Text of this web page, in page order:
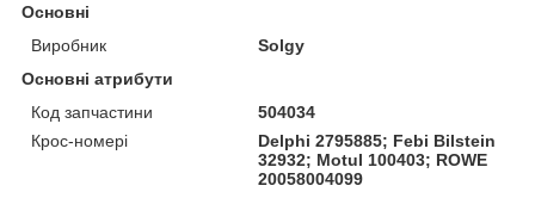
Основні
Виробник
Solgy
Основні атрибути
Код запчастини
504034
Крос-номері
Delphi 2795885; Febi Bilstein
32932; Motul 100403; ROWE
20058004099